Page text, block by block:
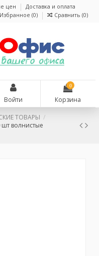
цен
Доставка и оплата
(0) Сравнить (0)
Войти
0
Корзина
ТОВАРЫ
волнистые